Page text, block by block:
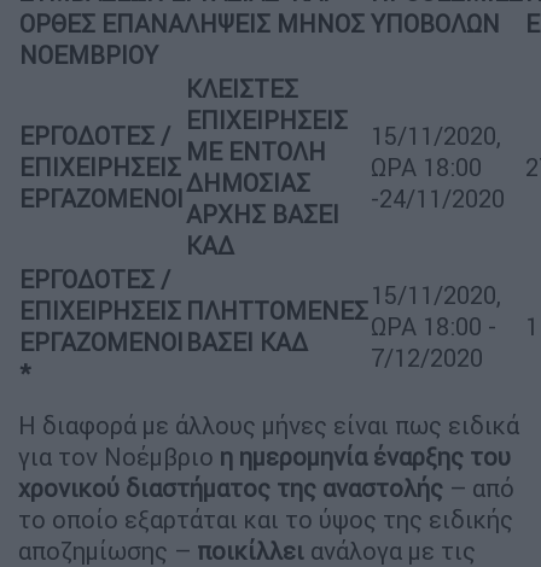
ΟΡΘΕΣ ΕΠΑΝΑΛΗΨΕΙΣ ΜΗΝΟΣ
ΝΟΕΜΒΡΙΟΥ
ΥΠΟΒΟΛΩΝ
ΕΡΓΟΔΟΤΕΣ /
ΕΠΙΧΕΙΡΗΣΕΙΣ
ΕΡΓΑΖΟΜΕΝΟΙ
ΚΛΕΙΣΤΕΣ
ΕΠΙΧΕΙΡΗΣΕΙΣ
ΜΕ ΕΝΤΟΛΗ
ΔΗΜΟΣΙΑΣ
ΑΡΧΗΣ ΒΑΣΕΙ
ΚΑΔ
15/11/2020,
ΩΡΑ 18:00
-24/11/2020
ΕΡΓΟΔΟΤΕΣ /
ΕΠΙΧΕΙΡΗΣΕΙΣ
ΕΡΓΑΖΟΜΕΝΟΙ
*
ΠΛΗΤΤΟΜΕΝΕΣ
ΒΑΣΕΙ ΚΑΔ
15/11/2020,
ΩΡΑ 18:00 -
7/12/2020
Η διαφορά με άλλους μήνες είναι πως ειδικά
για τον Νοέμβριο η ημερομηνία έναρξης του
χρονικού διαστήματος της αναστολής – από
το οποίο εξαρτάται και το ύψος της ειδικής
αποζημίωσης – ποικίλλει ανάλογα με τις